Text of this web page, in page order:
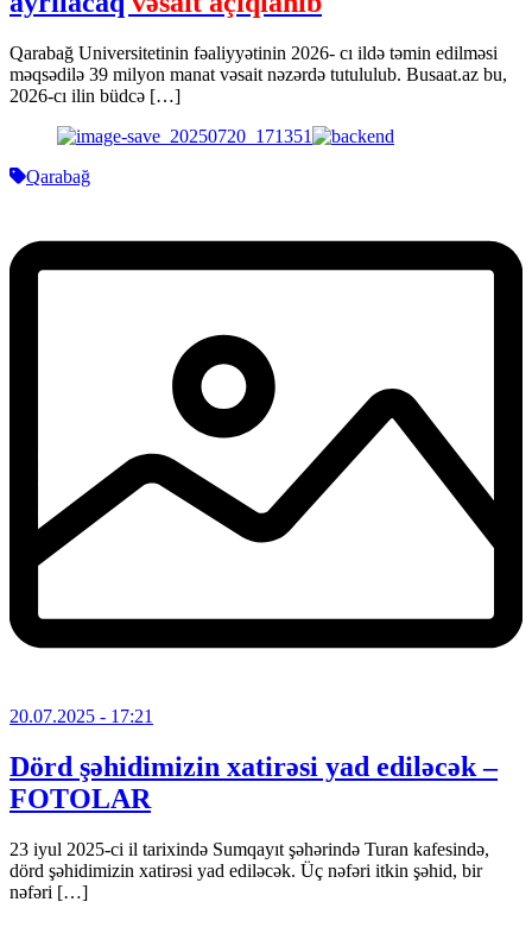
Qarabağ Universitetinin fəaliyyətinin 2026- cı ildə təmin edilməsi
məqsədilə 39 milyon manat vəsait nəzərdə tutululub. Busaat.az bu,
2026-cı ilin büdcə […]
Qarabağ
20.07.2025 - 17:21
Dörd şəhidimizin xatirəsi yad ediləcək –
FOTOLAR
23 iyul 2025-ci il tarixində Sumqayıt şəhərində Turan kafesində,
dörd şəhidimizin xatirəsi yad ediləcək. Üç nəfəri itkin şəhid, bir
nəfəri […]